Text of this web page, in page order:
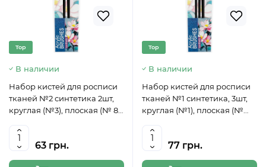
Top
В наличии
Набор кистей для росписи
тканей №2 синтетика 2шт,
круглая (№3), плоская (№ 8)
63 грн.
Top
В наличии
Набор кистей для росписи
тканей №1 синтетика, 3шт,
круглая (№1), плоская (№
77 грн.